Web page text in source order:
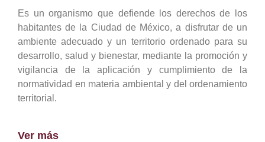
Es un organismo que defiende los derechos de los
habitantes de la Ciudad de México, a disfrutar de un
ambiente adecuado y un territorio ordenado para su
desarrollo, salud y bienestar, mediante la promoción y
vigilancia de la aplicación y cumplimiento de la
normatividad en materia ambiental y del ordenamiento
territorial.
Ver más